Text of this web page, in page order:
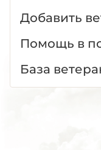
Добавить
Помощь в
База